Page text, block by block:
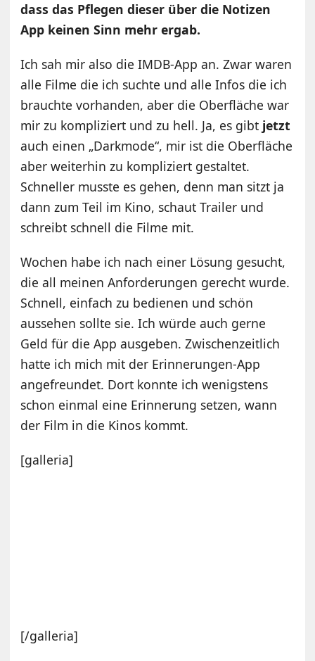
dass das Pflegen dieser über die Notizen
App keinen Sinn mehr ergab.
Ich sah mir also die IMDB-App an. Zwar waren
alle Filme die ich suchte und alle Infos die ich
brauchte vorhanden, aber die Oberfläche war
mir zu kompliziert und zu hell. Ja, es gibt jetzt
auch einen „Darkmode“, mir ist die Oberfläche
aber weiterhin zu kompliziert gestaltet.
Schneller musste es gehen, denn man sitzt ja
dann zum Teil im Kino, schaut Trailer und
schreibt schnell die Filme mit.
Wochen habe ich nach einer Lösung gesucht,
die all meinen Anforderungen gerecht wurde.
Schnell, einfach zu bedienen und schön
aussehen sollte sie. Ich würde auch gerne
Geld für die App ausgeben. Zwischenzeitlich
hatte ich mich mit der Erinnerungen-App
angefreundet. Dort konnte ich wenigstens
schon einmal eine Erinnerung setzen, wann
der Film in die Kinos kommt.
[galleria]
[/galleria]